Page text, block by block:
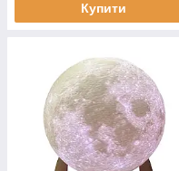
Купити